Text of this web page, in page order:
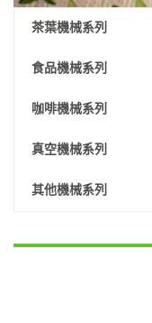
茶葉機械系列
食品機械系列
咖啡機械系列
真空機械系列
其他機械系列